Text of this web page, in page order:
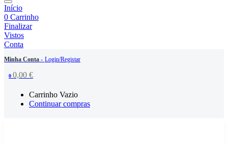
Início
0 Carrinho
Finalizar
Vistos
Conta
Minha Conta - Login/Registar
0 0,00 €
Carrinho Vazio
Continuar compras